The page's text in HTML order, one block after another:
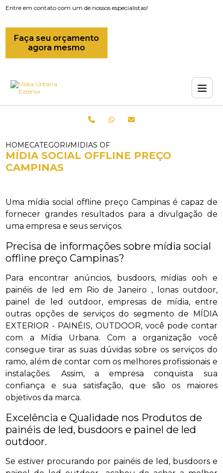
Entre em contato com um de nossos especialistas!
Faça seu orçamento
agora mesmo
HOMECATEGORIASMIDIAS OFFLINE_MIDIA OFFLINE RIO
MÍDIA SOCIAL OFFLINE PREÇO
CAMPINAS
Uma mídia social offline preço Campinas é capaz de
fornecer grandes resultados para a divulgação de
uma empresa e seus serviços.
Precisa de informações sobre mídia social
offline preço Campinas?
Para encontrar anúncios, busdoors, mídias ooh e
painéis de led em Rio de Janeiro , lonas outdoor,
painel de led outdoor, empresas de mídia, entre
outras opções de serviços do segmento de MÍDIA
EXTERIOR - PAINÉIS, OUTDOOR, você pode contar
com a Mídia Urbana. Com a organização você
consegue tirar as suas dúvidas sobre os serviços do
ramo, além de contar com os melhores profissionais e
instalações. Assim, a empresa conquista sua
confiança e sua satisfação, que são os maiores
objetivos da marca.
Excelência e Qualidade nos Produtos de
painéis de led, busdoors e painel de led
outdoor.
Se estiver procurando por painéis de led, busdoors e